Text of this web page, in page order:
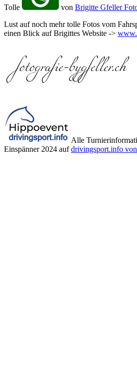
Tolle von Brigitte Gfeller
Lust auf noch mehr tolle Fotos vom
einen Blick auf Brigittes Website ->
Alle
Einspänner 2024 aufdrivingsport.info